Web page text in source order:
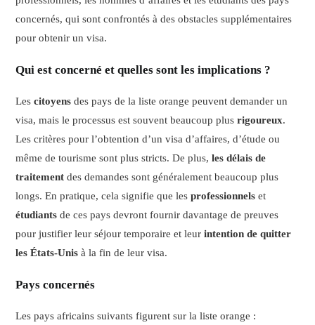
concernés, qui sont confrontés à des obstacles supplémentaires
pour obtenir un visa.
Qui est concerné et quelles sont les implications ?
Lescitoyens des pays de la liste orange peuvent demander un
visa, mais le processus est souvent beaucoup plusrigoureux.
Les critères pour l’obtention d’un visa d’affaires, d’étude ou
même de tourisme sont plus stricts. De plus,les délais de
traitement des demandes sont généralement beaucoup plus
longs. En pratique, cela signifie que lesprofessionnels et
étudiants de ces pays devront fournir davantage de preuves
pour justifier leur séjour temporaire et leurintention de quitter
les États-Unis à la fin de leur visa.
Pays concernés
Les pays africains suivants figurent sur la liste orange :